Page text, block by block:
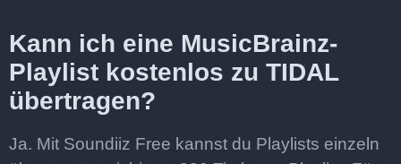
Kann ich eine MusicBrainz-
Playlist kostenlos zu TIDAL
übertragen?
Ja. Mit Soundiiz Free kannst du Playlists einzeln